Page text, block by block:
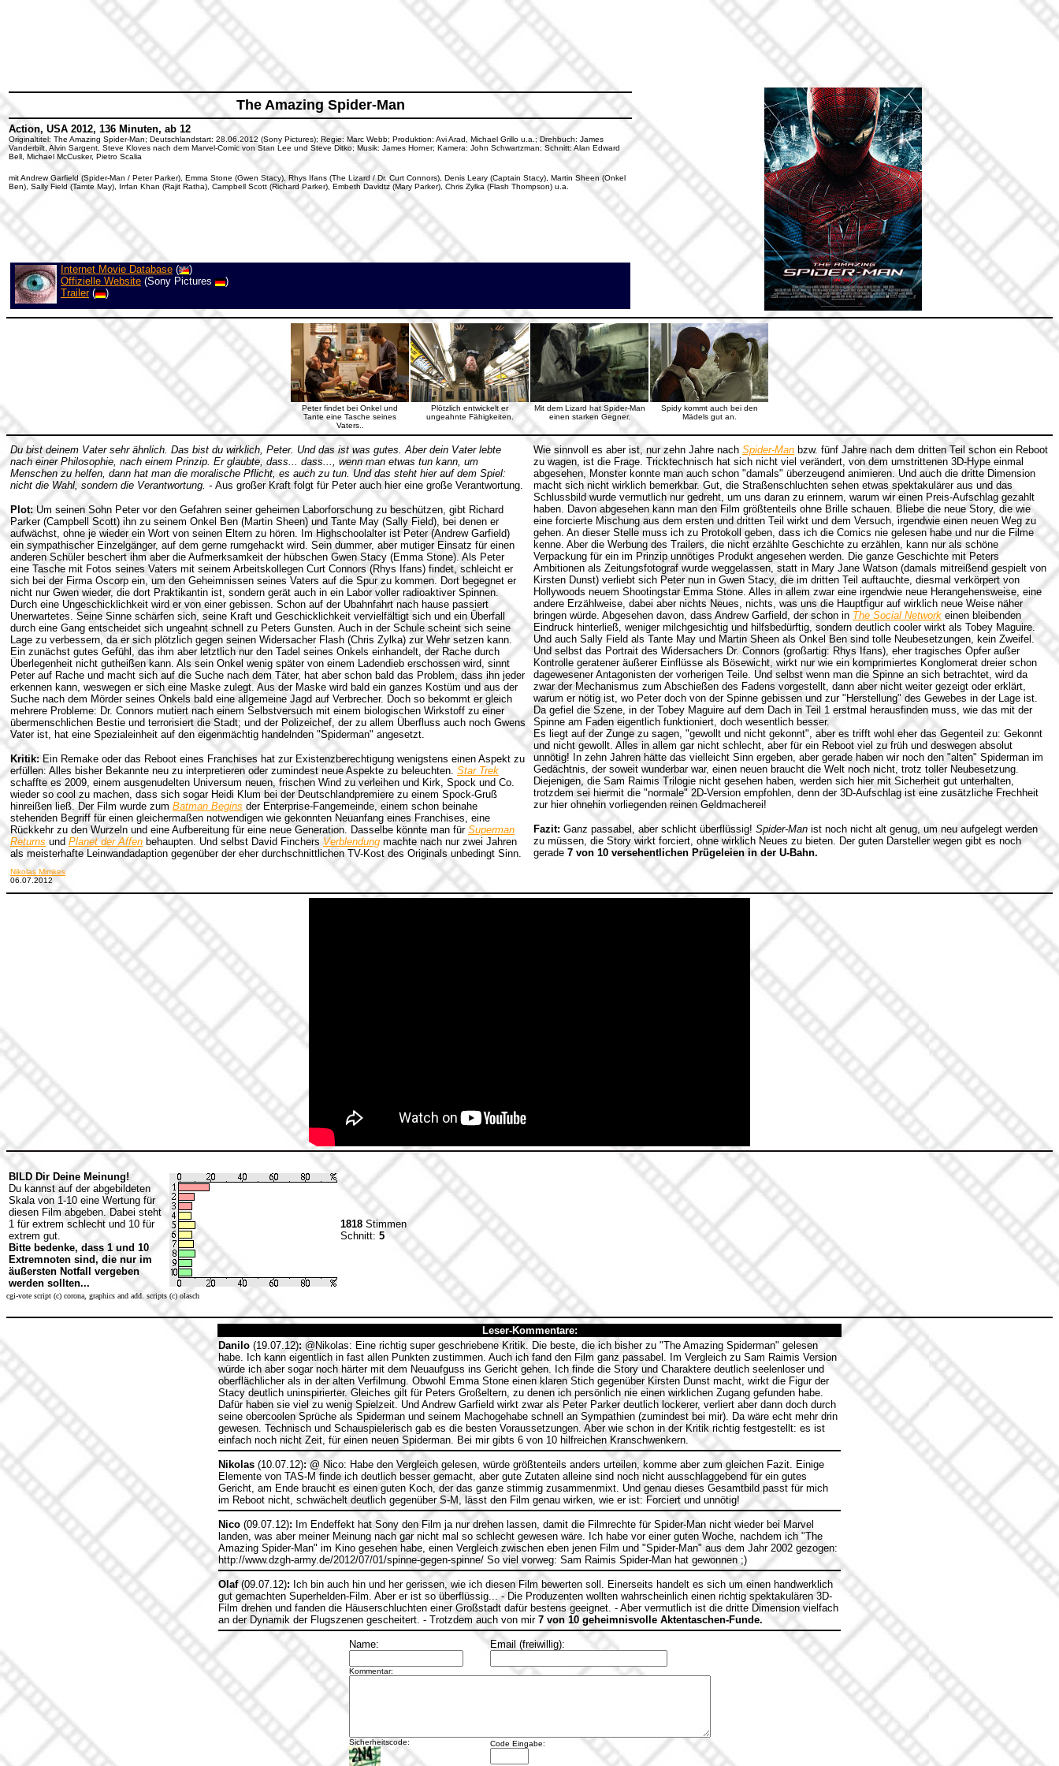
The Amazing Spider-Man
Action, USA 2012, 136 Minuten, ab 12
Originaltitel: The Amazing Spider-Man; Deutschlandstart: 28.06.2012 (Sony Pictures); Regie: Marc Webb; Produktion: Avi Arad, Michael Grillo u.a.; Drehbuch: James
Vanderbilt, Alvin Sargent, Steve Kloves nach dem Marvel-Comic von Stan Lee und Steve Ditko; Musik: James Horner; Kamera: John Schwartzman; Schnitt: Alan Edward
Bell, Michael McCusker, Pietro Scalia
mit Andrew Garfield (Spider-Man / Peter Parker), Emma Stone (Gwen Stacy), Rhys Ifans (The Lizard / Dr. Curt Connors), Denis Leary (Captain Stacy), Martin Sheen (Onkel
Ben), Sally Field (Tamte May), Irrfan Khan (Rajit Ratha), Campbell Scott (Richard Parker), Embeth Davidtz (Mary Parker), Chris Zylka (Flash Thompson) u.a.
Internet Movie Database (
)
Offizielle Website (Sony Pictures
)
Trailer( )
Peter findet bei Onkel und
Tante eine Tasche seines
Vaters..
Plötzlich entwickelt er
ungeahnte Fähigkeiten.
Mit dem Lizard hat Spider-Man
einen starken Gegner.
Spidy kommt auch bei den
Mädels gut an.
Du bist deinem Vater sehr ähnlich. Das bist du wirklich, Peter. Und das ist was gutes. Aber dein Vater lebte
nach einer Philosophie, nach einem Prinzip. Er glaubte, dass... dass..., wenn man etwas tun kann, um
Menschen zu helfen, dann hat man die moralische Pflicht, es auch zu tun. Und das steht hier auf dem Spiel:
nicht die Wahl, sondern die Verantwortung. - Aus großer Kraft folgt für Peter auch hier eine große Verantwortung.
Plot: Um seinen Sohn Peter vor den Gefahren seiner geheimen Laborforschung zu beschützen, gibt Richard
Parker (Campbell Scott) ihn zu seinem Onkel Ben (Martin Sheen) und Tante May (Sally Field), bei denen er
aufwächst, ohne je wieder ein Wort von seinen Eltern zu hören. Im Highschoolalter ist Peter (Andrew Garfield)
ein sympathischer Einzelgänger, auf dem gerne rumgehackt wird. Sein dummer, aber mutiger Einsatz für einen
anderen Schüler beschert ihm aber die Aufmerksamkeit der hübschen Gwen Stacy (Emma Stone). Als Peter
eine Tasche mit Fotos seines Vaters mit seinem Arbeitskollegen Curt Connors (Rhys Ifans) findet, schleicht er
sich bei der Firma Oscorp ein, um den Geheimnissen seines Vaters auf die Spur zu kommen. Dort begegnet er
nicht nur Gwen wieder, die dort Praktikantin ist, sondern gerät auch in ein Labor voller radioaktiver Spinnen.
Durch eine Ungeschicklichkeit wird er von einer gebissen. Schon auf der Ubahnfahrt nach hause passiert
Unerwartetes. Seine Sinne schärfen sich, seine Kraft und Geschicklichkeit vervielfältigt sich und ein Überfall
durch eine Gang entscheidet sich ungeahnt schnell zu Peters Gunsten. Auch in der Schule scheint sich seine
Lage zu verbessern, da er sich plötzlich gegen seinen Widersacher Flash (Chris Zylka) zur Wehr setzen kann.
Ein zunächst gutes Gefühl, das ihm aber letztlich nur den Tadel seines Onkels einhandelt, der Rache durch
Überlegenheit nicht gutheißen kann. Als sein Onkel wenig später von einem Ladendieb erschossen wird, sinnt
Peter auf Rache und macht sich auf die Suche nach dem Täter, hat aber schon bald das Problem, dass ihn jeder
erkennen kann, weswegen er sich eine Maske zulegt. Aus der Maske wird bald ein ganzes Kostüm und aus der
Suche nach dem Mörder seines Onkels bald eine allgemeine Jagd auf Verbrecher. Doch so bekommt er gleich
mehrere Probleme: Dr. Connors mutiert nach einem Selbstversuch mit einem biologischen Wirkstoff zu einer
übermenschlichen Bestie und terrorisiert die Stadt; und der Polizeichef, der zu allem Überfluss auch noch Gwens
Vater ist, hat eine Spezialeinheit auf den eigenmächtig handelnden "Spiderman" angesetzt.
Kritik: Ein Remake oder das Reboot eines Franchises hat zur Existenzberechtigung wenigstens einen Aspekt zu
erfüllen: Alles bisher Bekannte neu zu interpretieren oder zumindest neue Aspekte zu beleuchten. Star Trek
schaffte es 2009, einem ausgenudelten Universum neuen, frischen Wind zu verleihen und Kirk, Spock und Co.
wieder so cool zu machen, dass sich sogar Heidi Klum bei der Deutschlandpremiere zu einem Spock-Gruß
hinreißen ließ. Der Film wurde zum Batman Begins der Enterprise-Fangemeinde, einem schon beinahe
stehenden Begriff für einen gleichermaßen notwendigen wie gekonnten Neuanfang eines Franchises, eine
Rückkehr zu den Wurzeln und eine Aufbereitung für eine neue Generation. Dasselbe könnte man für Superman
Returns und Planet der Affen behaupten. Und selbst David Finchers Verblendung machte nach nur zwei Jahren
als meisterhafte Leinwandadaption gegenüber der eher durchschnittlichen TV-Kost des Originals unbedingt Sinn.
Wie sinnvoll es aber ist, nur zehn Jahre nach Spider-Man bzw. fünf Jahre nach dem dritten Teil schon ein Reboot
zu wagen, ist die Frage. Tricktechnisch hat sich nicht viel verändert, von dem umstrittenen 3D-Hype einmal
abgesehen, Monster konnte man auch schon "damals" überzeugend animieren. Und auch die dritte Dimension
macht sich nicht wirklich bemerkbar. Gut, die Straßenschluchten sehen etwas spektakulärer aus und das
Schlussbild wurde vermutlich nur gedreht, um uns daran zu erinnern, warum wir einen Preis-Aufschlag gezahlt
haben. Davon abgesehen kann man den Film größtenteils ohne Brille schauen. Bliebe die neue Story, die wie
eine forcierte Mischung aus dem ersten und dritten Teil wirkt und dem Versuch, irgendwie einen neuen Weg zu
gehen. An dieser Stelle muss ich zu Protokoll geben, dass ich die Comics nie gelesen habe und nur die Filme
kenne. Aber die Werbung des Trailers, die nicht erzählte Geschichte zu erzählen, kann nur als schöne
Verpackung für ein im Prinzip unnötiges Produkt angesehen werden. Die ganze Geschichte mit Peters
Ambitionen als Zeitungsfotograf wurde weggelassen, statt in Mary Jane Watson (damals mitreißend gespielt von
Kirsten Dunst) verliebt sich Peter nun in Gwen Stacy, die im dritten Teil auftauchte, diesmal verkörpert von
Hollywoods neuem Shootingstar Emma Stone. Alles in allem zwar eine irgendwie neue Herangehensweise, eine
andere Erzählweise, dabei aber nichts Neues, nichts, was uns die Hauptfigur auf wirklich neue Weise näher
bringen würde. Abgesehen davon, dass Andrew Garfield, der schon in The Social Network einen bleibenden
Eindruck hinterließ, weniger milchgesichtig und hilfsbedürftig, sondern deutlich cooler wirkt als Tobey Maguire.
Und auch Sally Field als Tante May und Martin Sheen als Onkel Ben sind tolle Neubesetzungen, kein Zweifel.
Und selbst das Portrait des Widersachers Dr. Connors (großartig: Rhys Ifans), eher tragisches Opfer außer
Kontrolle geratener äußerer Einflüsse als Bösewicht, wirkt nur wie ein komprimiertes Konglomerat dreier schon
dagewesener Antagonisten der vorherigen Teile. Und selbst wenn man die Spinne an sich betrachtet, wird da
zwar der Mechanismus zum Abschießen des Fadens vorgestellt, dann aber nicht weiter gezeigt oder erklärt,
warum er nötig ist, wo Peter doch von der Spinne gebissen und zur "Herstellung" des Gewebes in der Lage ist.
Da gefiel die Szene, in der Tobey Maguire auf dem Dach in Teil 1 erstmal herausfinden muss, wie das mit der
Spinne am Faden eigentlich funktioniert, doch wesentlich besser.
Es liegt auf der Zunge zu sagen, "gewollt und nicht gekonnt", aber es trifft wohl eher das Gegenteil zu: Gekonnt
und nicht gewollt. Alles in allem gar nicht schlecht, aber für ein Reboot viel zu früh und deswegen absolut
unnötig! In zehn Jahren hätte das vielleicht Sinn ergeben, aber gerade haben wir noch den "alten" Spiderman im
Gedächtnis, der soweit wunderbar war, einen neuen braucht die Welt noch nicht, trotz toller Neubesetzung.
Diejenigen, die Sam Raimis Trilogie nicht gesehen haben, werden sich hier mit Sicherheit gut unterhalten,
trotzdem sei hiermit die "normale" 2D-Version empfohlen, denn der 3D-Aufschlag ist eine zusätzliche Frechheit
zur hier ohnehin vorliegenden reinen Geldmacherei!
Fazit: Ganz passabel, aber schlicht überflüssig! Spider-Man ist noch nicht alt genug, um neu aufgelegt werden
zu müssen, die Story wirkt forciert, ohne wirklich Neues zu bieten. Der guten Darsteller wegen gibt es noch
gerade 7 von 10 versehentlichen Prügeleien in der U-Bahn.
Nikolas Mimkes
06.07.2012
BILD Dir Deine Meinung!
Du kannst auf der abgebildeten
Skala von 1-10 eine Wertung für
diesen Film abgeben. Dabei steht
1 für extrem schlecht und 10 für
extrem gut.
Bitte bedenke, dass 1 und 10
Extremnoten sind, die nur im
äußersten Notfall vergeben
werden sollten...
1818 Stimmen
Schnitt: 5
cgi-vote script (c) corona, graphics and add. scripts (c) olasch
Leser-Kommentare:
Danilo (19.07.12):@Nikolas: Eine richtig super geschriebene Kritik. Die beste, die ich bisher zu "The Amazing Spiderman" gelesen
habe. Ich kann eigentlich in fast allen Punkten zustimmen. Auch ich fand den Film ganz passabel. Im Vergleich zu Sam Raimis Version
würde ich aber sogar noch härter mit dem Neuaufguss ins Gericht gehen. Ich finde die Story und Charaktere deutlich seelenloser und
oberflächlicher als in der alten Verfilmung. Obwohl Emma Stone einen klaren Stich gegenüber Kirsten Dunst macht, wirkt die Figur der
Stacy deutlich uninspirierter. Gleiches gilt für Peters Großeltern, zu denen ich persönlich nie einen wirklichen Zugang gefunden habe.
Dafür haben sie viel zu wenig Spielzeit. Und Andrew Garfield wirkt zwar als Peter Parker deutlich lockerer, verliert aber dann doch durch
seine obercoolen Sprüche als Spiderman und seinem Machogehabe schnell an Sympathien (zumindest bei mir). Da wäre echt mehr drin
gewesen. Technisch und Schauspielerisch gab es die besten Voraussetzungen. Aber wie schon in der Kritik richtig festgestellt: es ist
einfach noch nicht Zeit, für einen neuen Spiderman. Bei mir gibts 6 von 10 hilfreichen Kranschwenkern.
Nikolas (10.07.12): @ Nico: Habe den Vergleich gelesen, würde größtenteils anders urteilen, komme aber zum gleichen Fazit. Einige
Elemente von TAS-M finde ich deutlich besser gemacht, aber gute Zutaten alleine sind noch nicht ausschlaggebend für ein gutes
Gericht, am Ende braucht es einen guten Koch, der das ganze stimmig zusammenmixt. Und genau dieses Gesamtbild passt für mich
im Reboot nicht, schwächelt deutlich gegenüber S-M, lässt den Film genau wirken, wie er ist: Forciert und unnötig!
Nico (09.07.12): Im Endeffekt hat Sony den Film ja nur drehen lassen, damit die Filmrechte für Spider-Man nicht wieder bei Marvel
landen, was aber meiner Meinung nach gar nicht mal so schlecht gewesen wäre. Ich habe vor einer guten Woche, nachdem ich "The
Amazing Spider-Man" im Kino gesehen habe, einen Vergleich zwischen eben jenen Film und "Spider-Man" aus dem Jahr 2002 gezogen:
http://www.dzgh-army.de/2012/07/01/spinne-gegen-spinne/ So viel vorweg: Sam Raimis Spider-Man hat gewonnen ;)
Olaf(09.07.12): Ich bin auch hin und her gerissen, wie ich diesen Film bewerten soll. Einerseits handelt es sich um einen handwerklich
gut gemachten Superhelden-Film. Aber er ist so überflüssig... - Die Produzenten wollten wahrscheinlich einen richtig spektakulären 3D-
Film drehen und fanden die Häuserschluchten einer Großstadt dafür bestens geeignet. - Aber vermutlich ist die dritte Dimension vielfach
an der Dynamik der Flugszenen gescheitert. - Trotzdem auch von mir 7 von 10 geheimnisvolle Aktentaschen-Funde.
Name: Email (freiwillig):
Kommentar:
Sicherheitscode: Code Eingabe: